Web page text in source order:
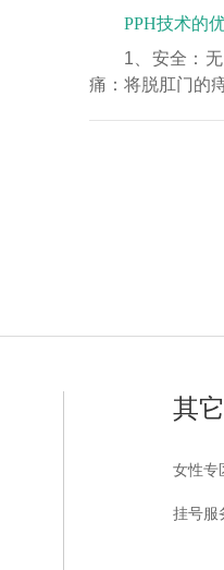
PPH技术的
1、安全：
痛：将脱肛门的
其
女性专
挂号服